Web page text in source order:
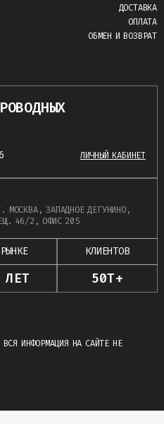
ДОСТАВКА
ОПЛАТА
ОБМЕН И ВОЗВРАТ
ЛИЧНЫЙ КАБИНЕТ
МОСКВА, ЗАПАДНОЕ ДЕГУНИНО,
46/2, ОФИС 205
ЛЕТ
КЛИЕНТОВ
50Т+
ИНФОРМАЦИЯ НА САЙТЕ НЕ